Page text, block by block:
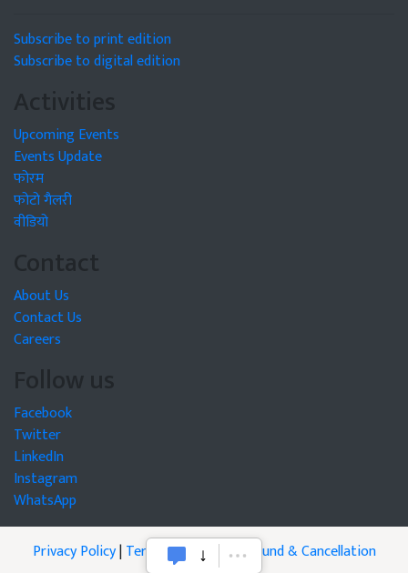
Subscribe to print edition
Subscribe to digital edition
Activities
Upcoming Events
Events Update
फोरम
फोटो गैलरी
वीडियो
Contact
About Us
Contact Us
Careers
Follow us
Facebook
Twitter
LinkedIn
Instagram
WhatsApp
Privacy Policy|Terms of Service|Refund & Cancellation